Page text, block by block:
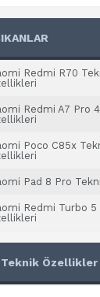
Redmi R70
Redmi A7 Pro
Poco C85x
Pad 8 Pro
Redmi Turbo 5
Özellikler